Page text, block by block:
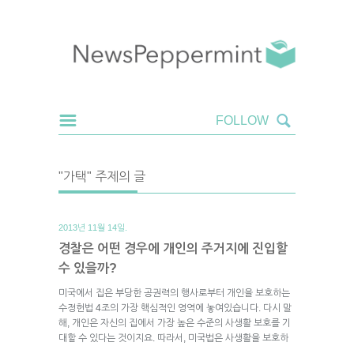
"가택" 주제의 글
2013년 11월 14일.
경찰은 어떤 경우에 개인의 주거지에 진입할
수 있을까?
미국에서 집은 부당한 공권력의 행사로부터 개인을 보호하는
수정헌법 4조의 가장 핵심적인 영역에 놓여있습니다. 다시 말
해, 개인은 자신의 집에서 가장 높은 수준의 사생활 보호를 기
대할 수 있다는 것이지요. 따라서, 미국법은 사생활을 보호하